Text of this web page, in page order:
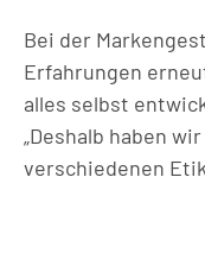
Bei der
Erfahrungen
alles selbst
„Deshalb haben
verschiedenen